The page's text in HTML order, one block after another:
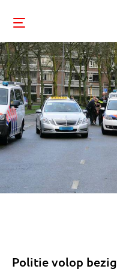
Politie volop